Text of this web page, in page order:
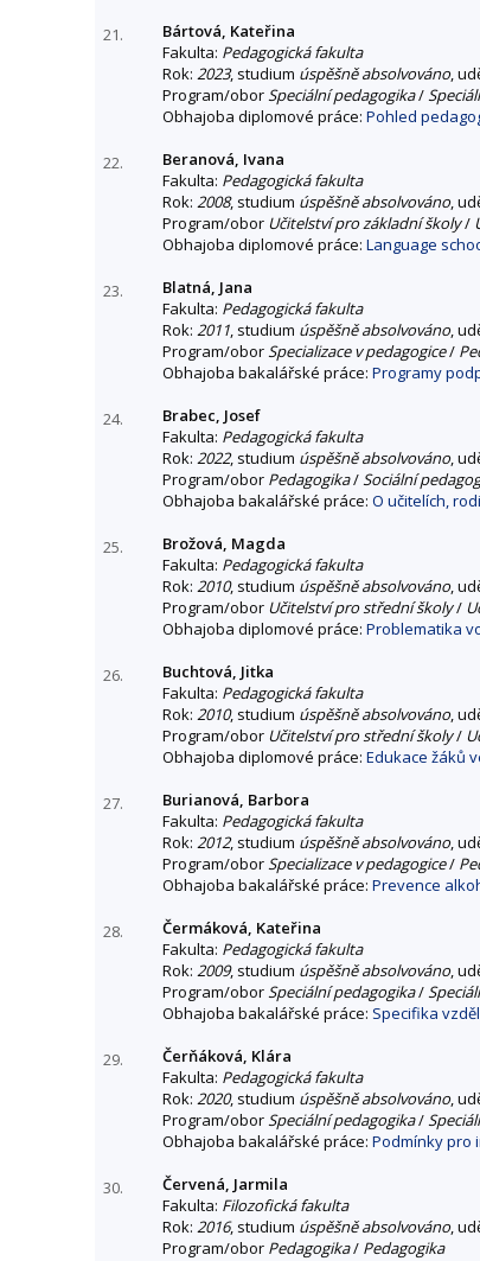
21.
Bártová, Kateřina
Fakulta: Pedagogická fakulta
Rok: 2023, studium úspěšně absolvováno,
Program/oborSpeciální pedagogika/
Obhajoba diplomové práce: Pohled
22.
Beranová, Ivana
Fakulta: Pedagogická fakulta
Rok: 2008, studium úspěšně absolvováno,
Program/obor Učitelství pro základní školy/
Obhajoba diplomové práce: Language
23.
Blatná, Jana
Fakulta: Pedagogická fakulta
Rok: 2011, studium úspěšně absolvováno,
Program/oborSpecializace v pedagogice/
Obhajoba bakalářské práce: Programy
24.
Brabec, Josef
Fakulta: Pedagogická fakulta
Rok: 2022, studium úspěšně absolvováno,
Program/obor Pedagogika/Sociální
Obhajoba bakalářské práce: O učitelích,
25.
Brožová, Magda
Fakulta: Pedagogická fakulta
Rok: 2010, studium úspěšně absolvováno,
Program/obor Učitelství pro střední školy/
Obhajoba diplomové práce: Problematika
26.
Buchtová, Jitka
Fakulta: Pedagogická fakulta
Rok: 2010, studium úspěšně absolvováno,
Program/obor Učitelství pro střední školy/
Obhajoba diplomové práce: Edukace žáků
27.
Burianová, Barbora
Fakulta: Pedagogická fakulta
Rok: 2012, studium úspěšně absolvováno,
Program/oborSpecializace v pedagogice/
Obhajoba bakalářské práce: Prevence
28.
Čermáková, Kateřina
Fakulta: Pedagogická fakulta
Rok: 2009, studium úspěšně absolvováno,
Program/oborSpeciální pedagogika/
Obhajoba bakalářské práce: Specifika
29.
Čerňáková, Klára
Fakulta: Pedagogická fakulta
Rok: 2020, studium úspěšně absolvováno,
Program/oborSpeciální pedagogika/
Obhajoba bakalářské práce: Podmínky pro
30.
Červená, Jarmila
Fakulta: Filozofická fakulta
Rok: 2016, studium úspěšně absolvováno,
Program/obor Pedagogika/ Pedagogika